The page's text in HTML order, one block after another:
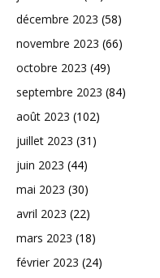
décembre 2023 (58)
novembre 2023 (66)
octobre 2023 (49)
septembre 2023 (84)
août 2023 (102)
juillet 2023 (31)
juin 2023 (44)
mai 2023 (30)
avril 2023 (22)
mars 2023 (18)
février 2023 (24)